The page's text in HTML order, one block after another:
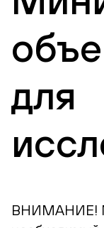
для
ВНИМАНИЕ!